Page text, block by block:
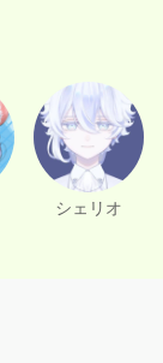
シェリオ